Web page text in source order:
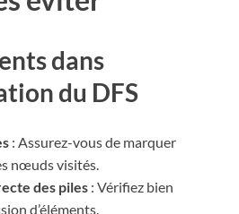
dans
du DFS
: Assurez-vous de marquer
nœuds visités.
des piles : Vérifiez bien
d’éléments.